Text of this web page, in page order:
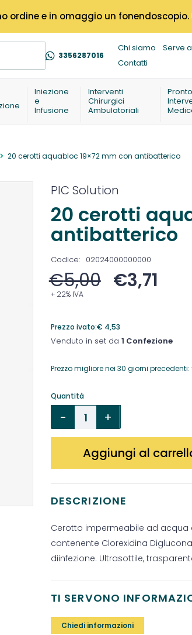
e in omaggio un fonendoscopio.
3356287016
Chi siamo
Serve
Contatti
Iniezione
e
Infusione
Interventi
Chirurgici
Ambulatoriali
Pronto
20 cerotti aquabloc 19×72 mm con antibatterico
PIC Solution
20 cerotti
antibatterico
Codice: 02024000000000
€5,00 €3,71
+ 22% IVA
Prezzo ivato:€ 4,53
Venduto in set da 1 Confezione
Prezzo migliore nei 30 giorni precedenti:
Quantità
Aggiungi al
DESCRIZIONE
Cerotto impermeabile ad
contenente Clorexidina
diinfezione. Ultrasottile,
TI SERVONO
Chiedi informazioni